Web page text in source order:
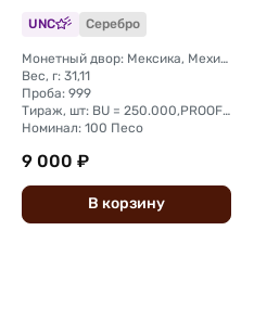
UNC Серебро
Монетный двор: Мексика, Мехико
Вес, г: 31,11
Проба: 999
Тираж, шт: BU = 250.000,PROOF = 4.000
Номинал: 100 Песо
9 000 ₽
В корзину